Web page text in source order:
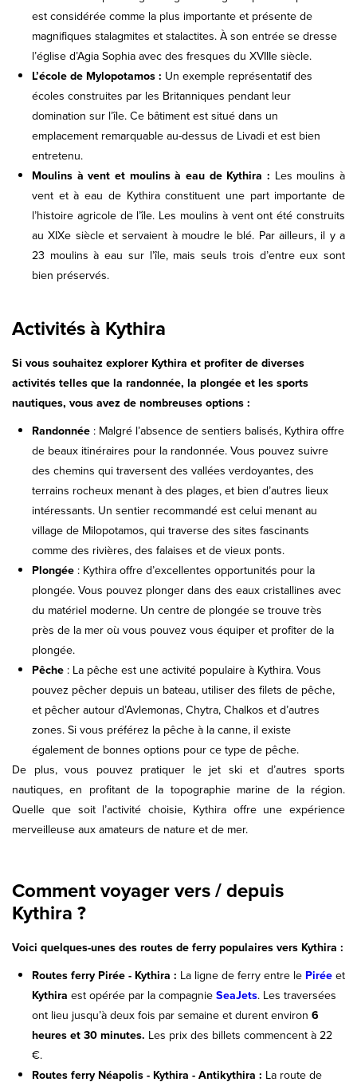
est considérée comme la plus importante et présente de
magnifiques stalagmites et stalactites. À son entrée se dresse
l’église d’Agia Sophia avec des fresques du XVIIIe siècle.
L’école de Mylopotamos : Un exemple représentatif des
écoles construites par les Britanniques pendant leur
domination sur l’île. Ce bâtiment est situé dans un
emplacement remarquable au-dessus de Livadi et est bien
entretenu.
Moulins à vent et moulins à eau de Kythira : Les moulins à
vent et à eau de Kythira constituent une part importante de
l’histoire agricole de l’île. Les moulins à vent ont été construits
au XIXe siècle et servaient à moudre le blé. Par ailleurs, il y a
23 moulins à eau sur l’île, mais seuls trois d’entre eux sont
bien préservés.
Activités à Kythira
Si vous souhaitez explorer Kythira et profiter de diverses
activités telles que la randonnée, la plongée et les sports
nautiques, vous avez de nombreuses options :
Randonnée : Malgré l’absence de sentiers balisés, Kythira offre
de beaux itinéraires pour la randonnée. Vous pouvez suivre
des chemins qui traversent des vallées verdoyantes, des
terrains rocheux menant à des plages, et bien d’autres lieux
intéressants. Un sentier recommandé est celui menant au
village de Milopotamos, qui traverse des sites fascinants
comme des rivières, des falaises et de vieux ponts.
Plongée : Kythira offre d’excellentes opportunités pour la
plongée. Vous pouvez plonger dans des eaux cristallines avec
du matériel moderne. Un centre de plongée se trouve très
près de la mer où vous pouvez vous équiper et profiter de la
plongée.
Pêche : La pêche est une activité populaire à Kythira. Vous
pouvez pêcher depuis un bateau, utiliser des filets de pêche,
et pêcher autour d’Avlemonas, Chytra, Chalkos et d’autres
zones. Si vous préférez la pêche à la canne, il existe
également de bonnes options pour ce type de pêche.
De plus, vous pouvez pratiquer le jet ski et d’autres sports
nautiques, en profitant de la topographie marine de la région.
Quelle que soit l’activité choisie, Kythira offre une expérience
merveilleuse aux amateurs de nature et de mer.
Comment voyager vers / depuis
Kythira ?
Voici quelques-unes des routes de ferry populaires vers Kythira :
Routes ferry Pirée - Kythira : La ligne de ferry entre le Pirée et
Kythira est opérée par la compagnie SeaJets. Les traversées
ont lieu jusqu’à deux fois par semaine et durent environ 6
heures et 30 minutes. Les prix des billets commencent à 22
€.
Routes ferry Néapolis - Kythira - Antikythira : La route de